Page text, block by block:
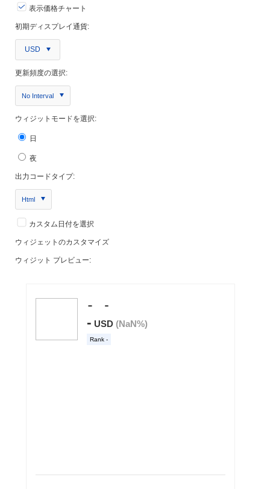
表示価格チャート
初期ディスプレイ通貨:
USD
更新頻度の選択:
No Interval
ウィジットモードを選択:
日
夜
出力コードタイプ:
Html
カスタム日付を選択
ウィジェットのカスタマイズ
ウィジット プレビュー: